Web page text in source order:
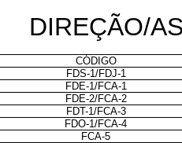
DIREÇÃO/
CÓDIGO
FDS-1/FDJ-1
FDE-1/FCA-1
FDE-2/FCA-2
FDT-1/FCA-3
FDO-1/FCA-4
FCA-5